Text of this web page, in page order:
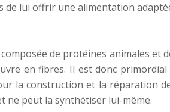
de lui offrir une alimentation
de protéines animales et
en fibres. Il est donc
la construction et la réparation
ne peut la synthétiser lui-même.